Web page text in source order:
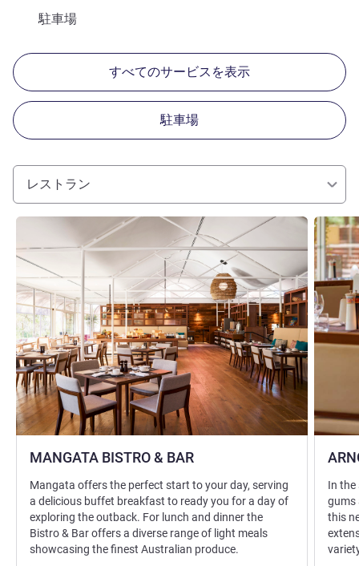
駐車場
すべてのサービスを表示
駐車場
レストラン
MANGATA BISTRO & BAR
詳細を表示
Mangata offers the perfect start to your day, serving
a delicious buffet breakfast to ready you for a day of
exploring the outback. For lunch and dinner the
Bistro & Bar offers a diverse range of light meals
showcasing the finest Australian produce.
詳細を
In
gums
this